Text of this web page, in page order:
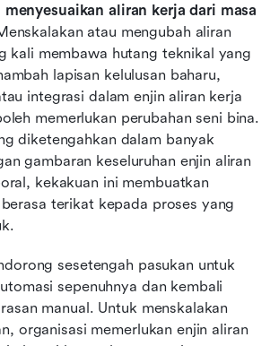
menyesuaikan aliran kerja dari masa
atau mengubah aliran
kali membawa hutang teknikal yang
lapisan kelulusan baharu,
integrasi dalam enjin aliran kerja
memerlukan perubahan seni bina.
diketengahkan dalam banyak
gambaran keseluruhan enjin aliran
kekakuan ini membuatkan
terikat kepada proses yang
sesetengah pasukan untuk
sepenuhnya dan kembali
manual. Untuk menskalakan
organisasi memerlukan enjin aliran